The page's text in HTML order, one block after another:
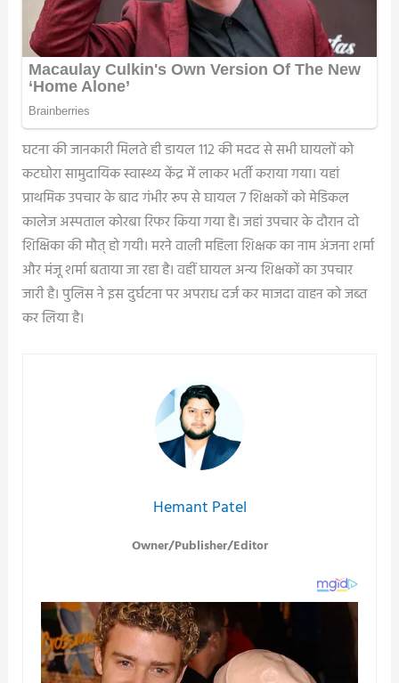
घटना की जानकारी मिलते ही डायल 112 की मदद से सभी घायलों को
कटघोरा सामुदायिक स्वास्थ्य केंद्र में लाकर भर्ती कराया गया। यहां
प्राथमिक उपचार के बाद गंभीर रूप से घायल 7 शिक्षकों को मेडिकल
कालेज अस्पताल कोरबा रिफर किया गया है। जहां उपचार के दौरान दो
शिक्षिका की मौत् हो गयी। मरने वाली महिला शिक्षक का नाम अंजना शर्मा
और मंजू शर्मा बताया जा रहा है। वहीं घायल अन्य शिक्षकों का उपचार
जारी है। पुलिस ने इस दुर्घटना पर अपराध दर्ज कर माजदा वाहन को जब्त
कर लिया है।
Hemant Patel
Owner/Publisher/Editor